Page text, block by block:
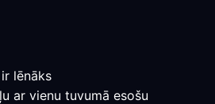
lēnāks
ar vienu tuvumā esošu